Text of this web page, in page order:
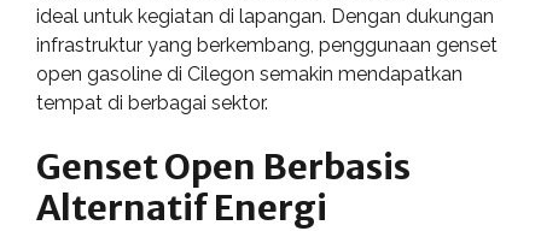
ideal untuk kegiatan di lapangan. Dengan dukungan
infrastruktur yang berkembang, penggunaan genset
open gasoline di Cilegon semakin mendapatkan
tempat di berbagai sektor.
Genset Open Berbasis
Alternatif Energi